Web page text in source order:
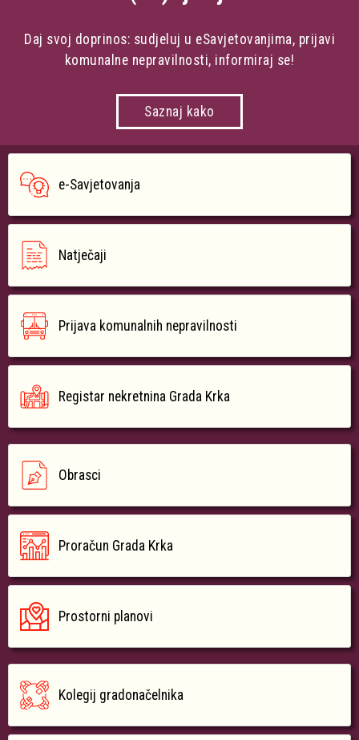
Daj svoj doprinos: sudjeluj u eSavjetovanjima, prijavi
komunalne nepravilnosti, informiraj se!
Saznaj kako
e-Savjetovanja
Natječaji
Prijava komunalnih nepravilnosti
Registar nekretnina Grada Krka
Obrasci
Proračun Grada Krka
Prostorni planovi
Kolegij gradonačelnika